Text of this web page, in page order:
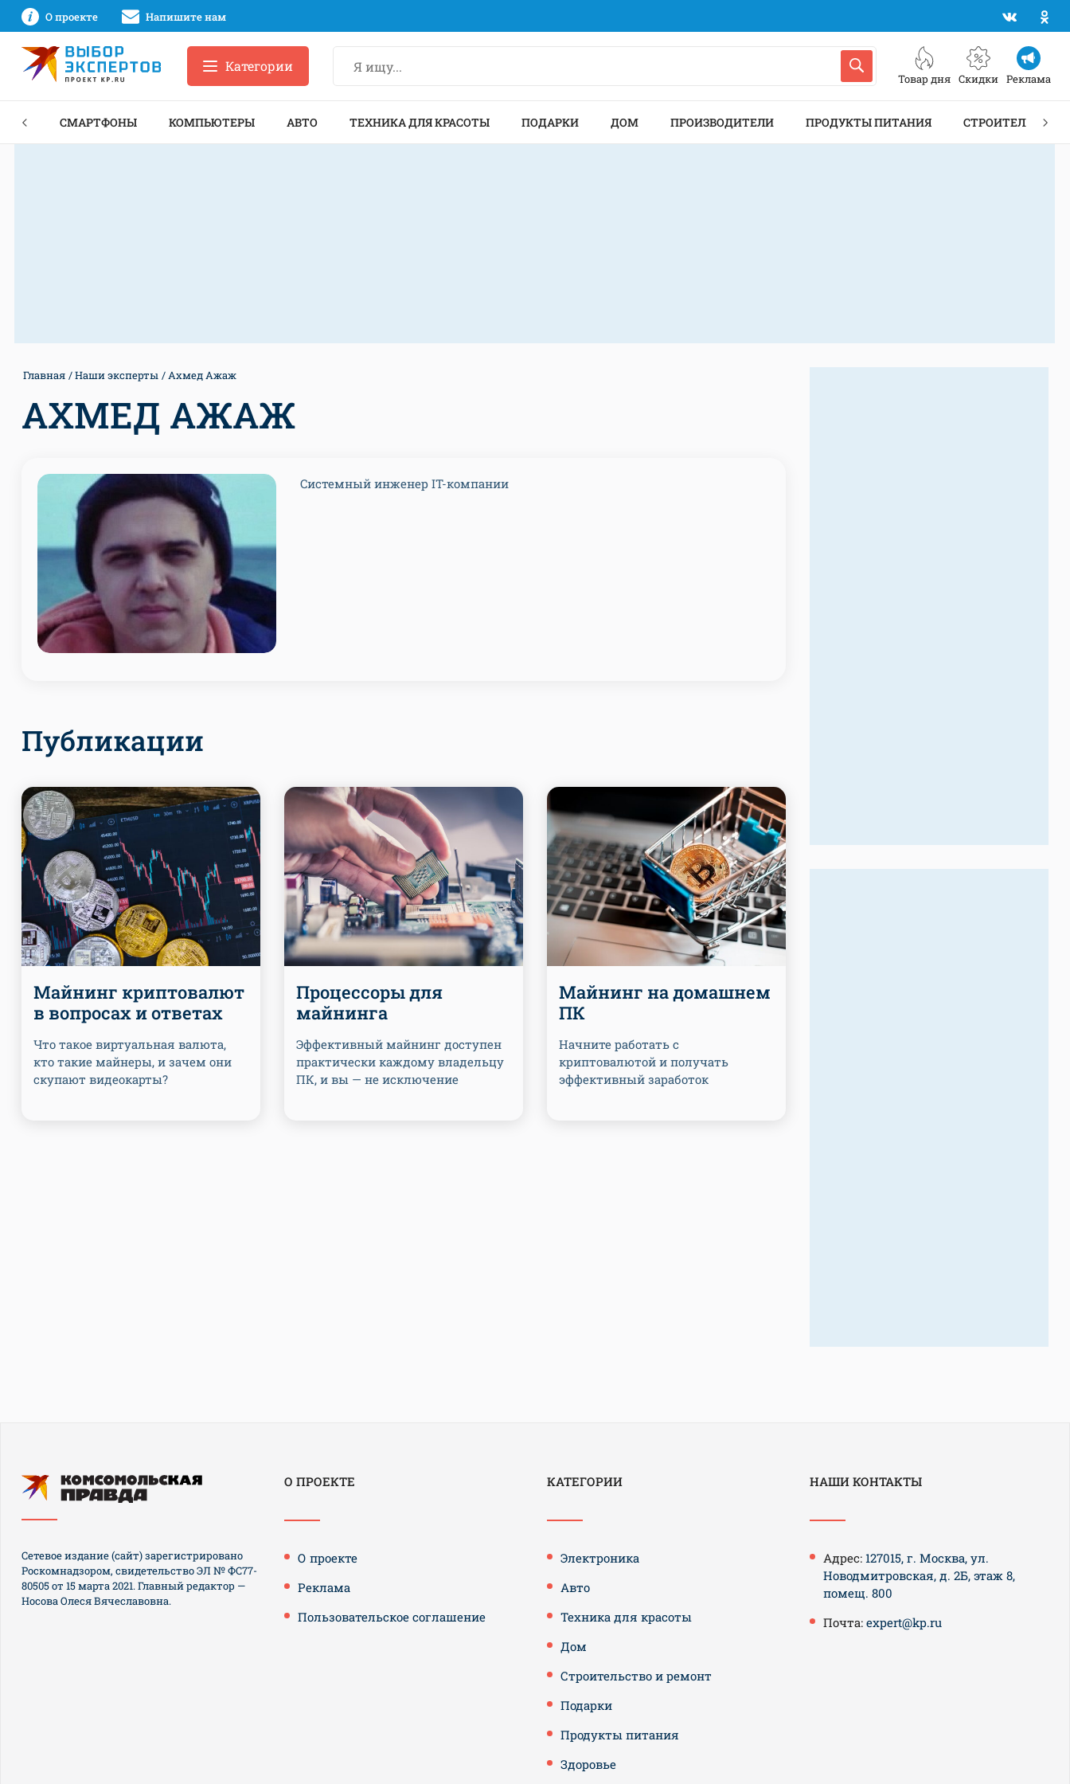
О проекте Напишите нам
Товар дня Скидки Реклама
Категории
СМАРТФОНЫ КОМПЬЮТЕРЫ АВТО ТЕХНИКА ДЛЯ КРАСОТЫ ПОДАРКИ ДОМ ПРОИЗВОДИТЕЛИ ПРОДУКТЫ ПИТАНИЯ СТРОИТЕЛЬСТВО
Главная Наши эксперты Ахмед Ажаж
АХМЕД АЖАЖ
Cистемный инженер IT-компании
Публикации
Майнинг криптовалют
в вопросах и ответах
Что такое виртуальная валюта,
кто такие майнеры, и зачем они
скупают видеокарты?
Процессоры для
майнинга
Эффективный майнинг доступен
практически каждому владельцу
ПК, и вы — не исключение
Майнинг на домашнем
ПК
Начните работать с
криптовалютой и получать
эффективный заработок
О ПРОЕКТЕ
О проекте
Реклама
Пользовательское соглашение
КАТЕГОРИИ
Электроника
Авто
Техника для красоты
Дом
Строительство и ремонт
Подарки
Продукты питания
Здоровье
НАШИ КОНТАКТЫ
Адрес: 127015, г. Москва, ул.
Новодмитровская, д. 2Б, этаж 8,
помещ. 800
Почта: expert@kp.ru
Сетевое издание (сайт) зарегистрировано
Роскомнадзором, свидетельство ЭЛ № ФС77-
80505 от 15 марта 2021. Главный редактор —
Носова Олеся Вячеславовна.